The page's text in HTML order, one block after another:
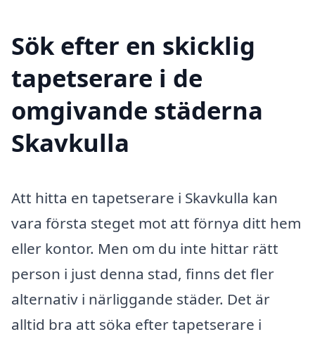
Sök efter en skicklig
tapetserare i de
omgivande städerna
Skavkulla
Att hitta en tapetserare i Skavkulla kan
vara första steget mot att förnya ditt hem
eller kontor. Men om du inte hittar rätt
person i just denna stad, finns det fler
alternativ i närliggande städer. Det är
alltid bra att söka efter tapetserare i